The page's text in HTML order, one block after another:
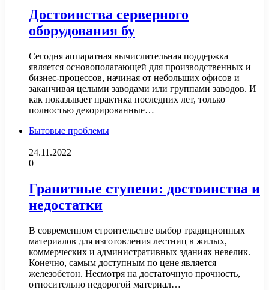
Достоинства серверного
оборудования бу
Сегодня аппаратная вычислительная поддержка
является основополагающей для производственных и
бизнес-процессов, начиная от небольших офисов и
заканчивая целыми заводами или группами заводов. И
как показывает практика последних лет, только
полностью декорированные…
Бытовые проблемы
24.11.2022
0
Гранитные ступени: достоинства и
недостатки
В современном строительстве выбор традиционных
материалов для изготовления лестниц в жилых,
коммерческих и административных зданиях невелик.
Конечно, самым доступным по цене является
железобетон. Несмотря на достаточную прочность,
относительно недорогой материал…